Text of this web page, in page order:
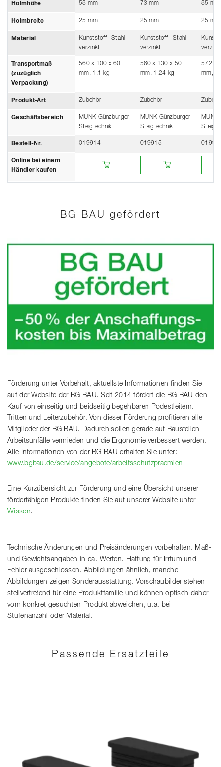
Holmhöhe 58 mm 73 mm 85 mm
Holmbreite 25 mm 25 mm 25 mm
Material
Kunststoff | Stahl
verzinkt
Kunststoff | Stahl
verzinkt
Transportmaß
(zuzüglich
Verpackung)
560 x 100 x 60
mm, 1,1 kg
560 x 130 x 50
mm, 1,24 kg
572 x
mm,
Produkt-Art Zubehör Zubehör
Geschäftsbereich
MUNK Günzburger
Steigtechnik
MUNK Günzburger
Steigtechnik
MUNK
Bestell-Nr. 019914 019915
Online bei einem
Händler kaufen
Online bei einem Händler kaufenOnline bei einem Händler
BG BAU gefördert
Förderung unter Vorbehalt, aktuellste Informationen finden Sie
auf der Website der BG BAU. Seit 2014 fördert die BG BAU den
Kauf von einseitig und beidseitig begehbaren Podestleitern,
Tritten und Leiterzubehör. Von dieser Förderung profitieren alle
Mitglieder der BG BAU. Dadurch sollen gerade auf Baustellen
Arbeitsunfälle vermieden und die Ergonomie verbessert werden.
Alle Informationen von der BG BAU erhalten Sie unter:
www.bgbau.de/service/angebote/arbeitsschutzpraemien
Eine Kurzübersicht zur Förderung und eine Übersicht unserer
förderfähigen Produkte finden Sie auf unserer Website unter
Wissen.
Technische Änderungen und Preisänderungen vorbehalten. Maß-
und Gewichtsangaben in ca.-Werten. Haftung für Irrtum und
Fehler ausgeschlossen. Abbildungen ähnlich, manche
Abbildungen zeigen Sonderausstattung. Vorschaubilder stehen
stellvertretend für eine Produktfamilie und können optisch daher
vom konkret gesuchten Produkt abweichen, u.a. bei
Stufenanzahl oder Material.
Passende Ersatzteile